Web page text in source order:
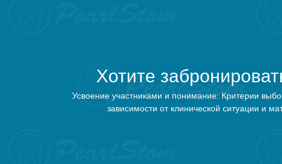
Хотите
Усвоение участниками и понимание: Критерии
зависимости от клинической ситуации и